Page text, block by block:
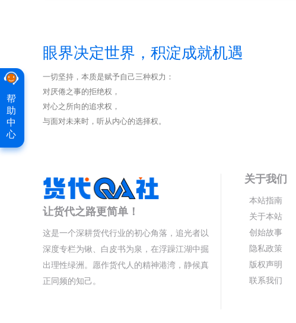
帮
助
中
心
眼界决定世界，积淀成就机遇
一切坚持，本质是赋予自己三种权力：
对厌倦之事的拒绝权，
对心之所向的追求权，
与面对未来时，听从内心的选择权。
让货代之路更简单！
这是一个深耕货代行业的初心角落，追光者以
深度专栏为锹、白皮书为泉，在浮躁江湖中掘
出理性绿洲。愿作货代人的精神港湾，静候真
正同频的知己。
关于我们
本站指南
关于本站
创始故事
隐私政策
版权声明
联系我们